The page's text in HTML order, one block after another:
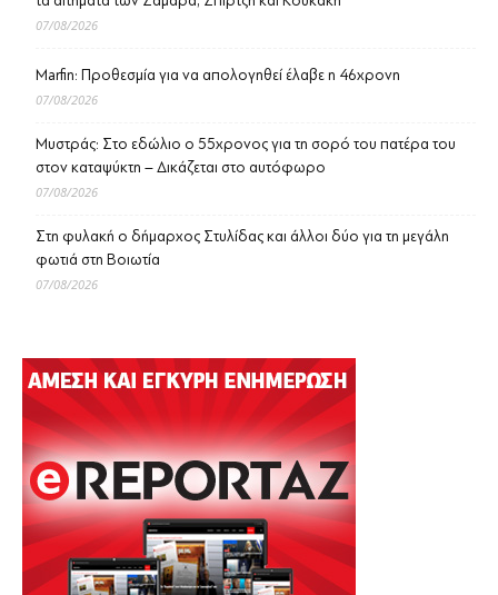
07/08/2026
Marfin: Προθεσμία για να απολογηθεί έλαβε η 46χρονη
07/08/2026
Μυστράς: Στο εδώλιο ο 55χρονος για τη σορό του πατέρα του
στον καταψύκτη – Δικάζεται στο αυτόφωρο
07/08/2026
Στη φυλακή ο δήμαρχος Στυλίδας και άλλοι δύο για τη μεγάλη
φωτιά στη Βοιωτία
07/08/2026